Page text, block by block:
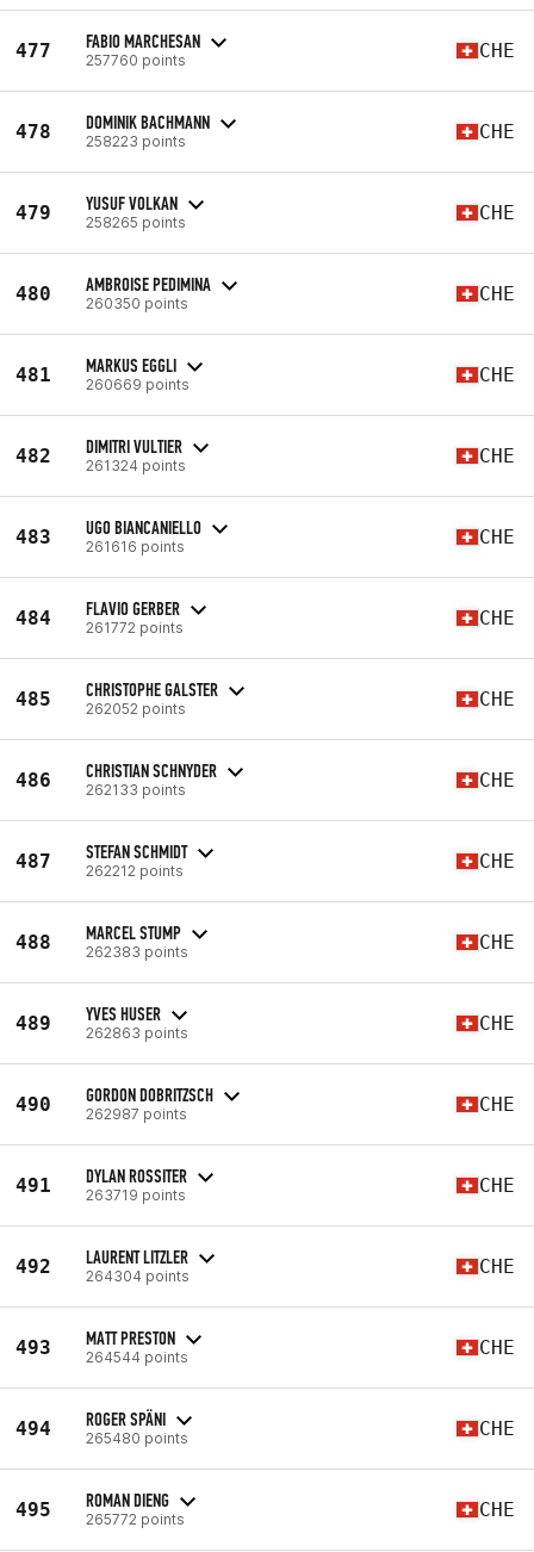
477 FABIO MARCHESAN
257760 points CHE
478 DOMINIK BACHMANN
258223 points CHE
479 YUSUF VOLKAN
258265 points CHE
480 AMBROISE PEDIMINA
260350 points CHE
481 MARKUS EGGLI
260669 points CHE
482 DIMITRI VULTIER
261324 points CHE
483 UGO BIANCANIELLO
261616 points CHE
484 FLAVIO GERBER
261772 points CHE
485 CHRISTOPHE GALSTER
262052 points CHE
486 CHRISTIAN SCHNYDER
262133 points CHE
487 STEFAN SCHMIDT
262212 points CHE
488 MARCEL STUMP
262383 points CHE
489 YVES HUSER
262863 points CHE
490 GORDON DOBRITZSCH
262987 points CHE
491 DYLAN ROSSITER
263719 points CHE
492 LAURENT LITZLER
264304 points CHE
493 MATT PRESTON
264544 points CHE
494 ROGER SPÄNI
265480 points CHE
495 ROMAN DIENG
265772 points CHE